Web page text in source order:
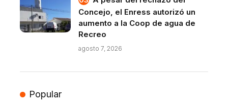
Concejo, el Enress autorizó un
aumento a la Coop de agua de
Recreo
agosto 7, 2026
Popular